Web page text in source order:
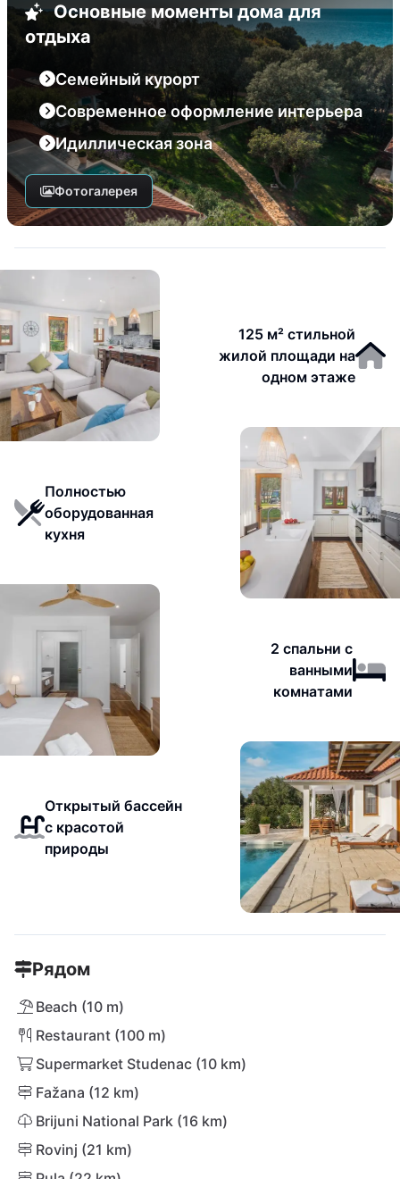
Основные моменты дома для
отдыха
Семейный курорт
Современное оформление интерьера
Идиллическая зона
Фотогалерея
125 м² стильной
жилой площади на
одном этаже
Полностью
оборудованная
кухня
2 спальни с
ванными
комнатами
Открытый бассейн
с красотой
природы
Рядом
Beach (10 m)
Restaurant (100 m)
Supermarket Studenac (10 km)
Fažana (12 km)
Brijuni National Park (16 km)
Rovinj (21 km)